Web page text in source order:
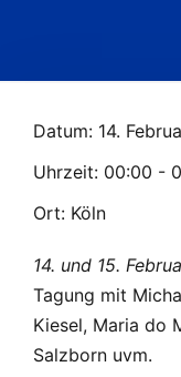
Datum: 14.
Uhrzeit: 00:00 -
Ort: Köln
14. und 15.
Tagung mit
Kiesel, Maria do
Salzborn uvm.